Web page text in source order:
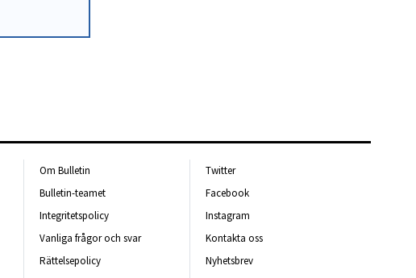
Om Bulletin
Bulletin-teamet
Integritetspolicy
Vanliga frågor och svar
Rättelsepolicy
Twitter
Facebook
Instagram
Kontakta oss
Nyhetsbrev